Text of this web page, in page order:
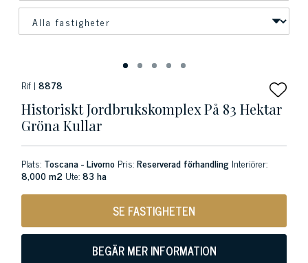
Rif | 8878
Historiskt Jordbrukskomplex På 83 Hektar
Gröna Kullar
Plats: Toscana - Livorno Pris:Reserverad förhandling Interiörer:
8,000 m2 Ute:83 ha
SE FASTIGHETEN
BEGÄR MER INFORMATION